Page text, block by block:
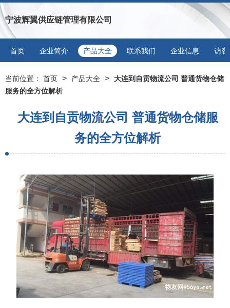
宁波辉翼供应链管理有限公司
首页 企业简介 产品大全 联系我们 企业信息 访客
当前位置： 首页 > 产品大全 >
大连到自贡物流公司 普通货物仓储
服务的全方位解析
大连到自贡物流公司 普通货物仓储服
务的全方位解析